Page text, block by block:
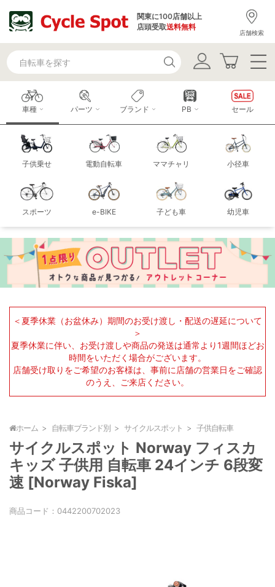
関東に100店舗以上
店頭受取送料無料
店舗検索
車種
子供乗せ 電動自転車 ママチャリ 小径車
スポーツ e-BIKE 子ども車 幼児車
パーツ ブランド PB セール
＜夏季休業（お盆休み）期間のお受け渡し・配送の遅延について
＞
夏季休業に伴い、お受け渡しや商品の発送は通常より1週間ほどお
時間をいただく場合がございます。
店舗受け取りをご希望のお客様は、事前に店舗の営業日をご確認
のうえ、ご来店ください。
ホーム 自転車ブランド別 サイクルスポット 子供自転車
サイクルスポット Norway フィスカ
キッズ 子供用 自転車 24インチ 6段変
速 [Norway Fiska]
商品コード： 0442200702023